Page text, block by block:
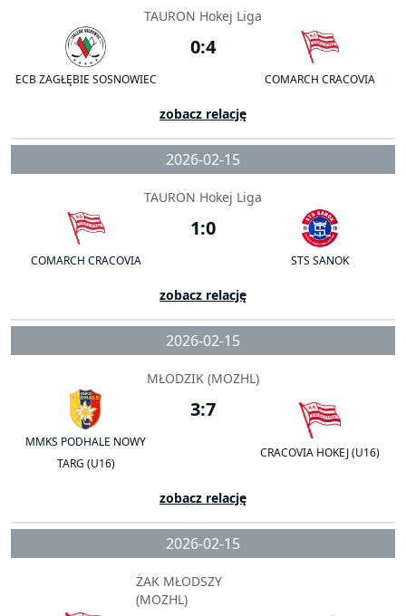
TAURON Hokej Liga
ECB ZAGŁĘBIE SOSNOWIEC
0:4
COMARCH CRACOVIA
zobacz relację
2026-02-15
TAURON Hokej Liga
COMARCH CRACOVIA
1:0
STS SANOK
zobacz relację
2026-02-15
MŁODZIK (MOZHL)
MMKS PODHALE NOWY
TARG (U16)
3:7
CRACOVIA HOKEJ (U16)
zobacz relację
2026-02-15
ŻAK MŁODSZY
(MOZHL)